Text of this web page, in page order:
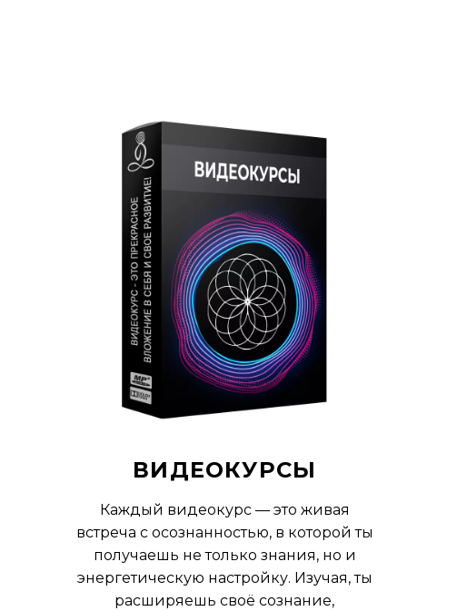
ВИДЕОКУРСЫ
Каждый видеокурс — это живая
встреча с осознанностью, в которой ты
получаешь не только знания, но и
энергетическую настройку. Изучая, ты
расширяешь своё сознание,